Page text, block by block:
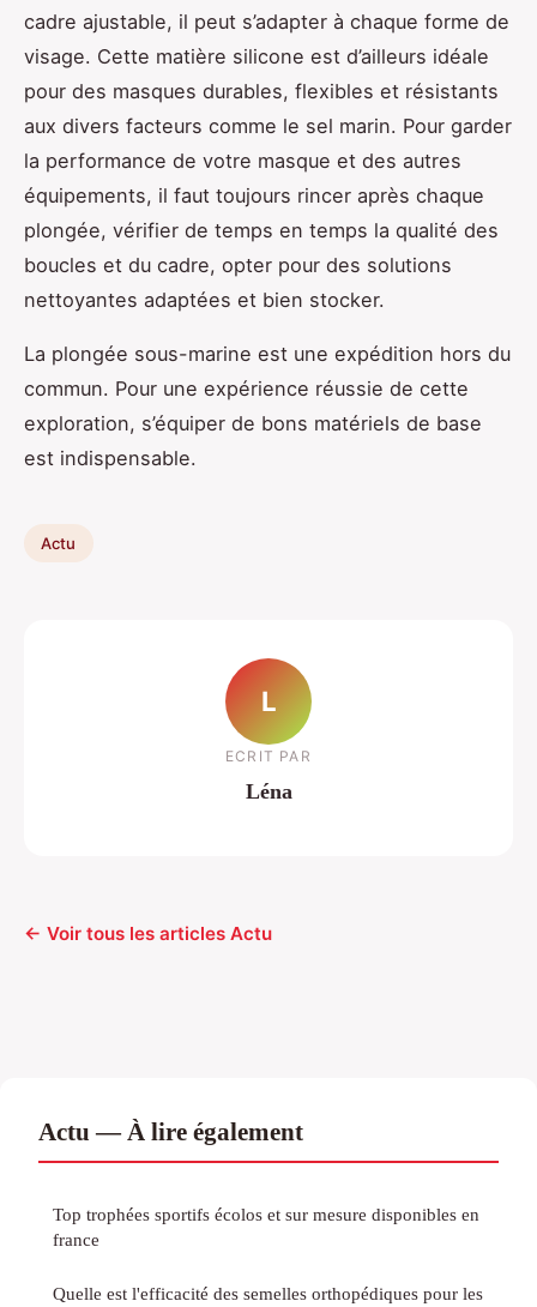
cadre ajustable, il peut s’adapter à chaque forme de
visage. Cette matière silicone est d’ailleurs idéale
pour des masques durables, flexibles et résistants
aux divers facteurs comme le sel marin. Pour garder
la performance de votre masque et des autres
équipements, il faut toujours rincer après chaque
plongée, vérifier de temps en temps la qualité des
boucles et du cadre, opter pour des solutions
nettoyantes adaptées et bien stocker.
La plongée sous-marine est une expédition hors du
commun. Pour une expérience réussie de cette
exploration, s’équiper de bons matériels de base
est indispensable.
Actu
L
ECRIT PAR
Léna
← Voir tous les articles Actu
Actu — À lire également
Top trophées sportifs écolos et sur mesure disponibles en
france
Quelle est l'efficacité des semelles orthopédiques pour les